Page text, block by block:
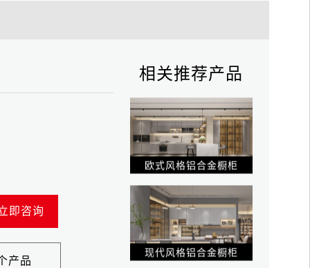
即咨询
产品
相关推荐产品
欧式风格铝合金橱柜
现代风格铝合金橱柜
轻奢风格铝合金衣柜